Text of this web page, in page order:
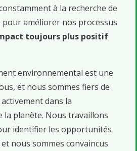
à la recherche de
pour améliorer nos processus
toujours plus positif
environnemental est une
et nous sommes fiers de
dans la
la planète. Nous travaillons
identifier les opportunités
nous sommes convaincus